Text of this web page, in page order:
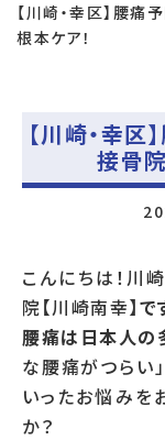
【川崎・幸区】腰
根本ケア！
【川崎・幸
接骨
こんにちは！川
院【川崎南幸】で
腰痛は日本人の
な腰痛がつらい
いったお悩みを
か？